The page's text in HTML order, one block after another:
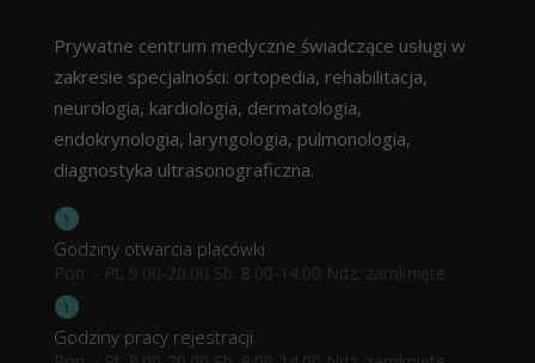
Prywatne centrum medyczne świadczące usługi w
zakresie specjalności: ortopedia, rehabilitacja,
neurologia, kardiologia, dermatologia,
endokrynologia, laryngologia, pulmonologia,
diagnostyka ultrasonograficzna.
Godziny otwarcia placówki
Pon. - Pt. 9.00-20.00 Sb. 8.00-14.00 Ndz. zamknięte
Godziny pracy rejestracji